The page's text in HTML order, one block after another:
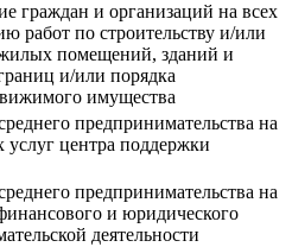
граждан и организаций на всех
работ по строительству и/или
помещений, зданий и
и/или порядка
имущества
предпринимательства на
центра поддержки
предпринимательства на
и юридического
деятельности